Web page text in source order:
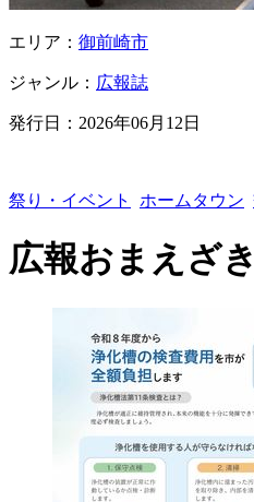
エリア： 御前崎市
ジャンル： 広報誌
発行日： 2026年06月12日
祭り・イベント ホームタウン
広報おまえざ